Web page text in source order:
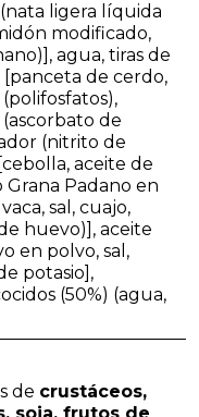
ligera líquida
modificado,
agua, tiras de
[panceta de cerdo,
de
(nitrito de
aceite de
Grana Padano en
sal, cuajo,
huevo)], aceite
en polvo, sal,
potasio],
(50%) (agua,
de crustáceos,